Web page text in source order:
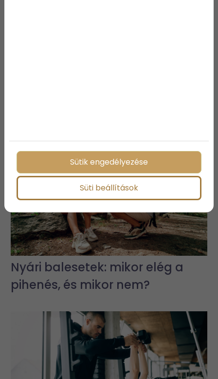
Nyári balesetek: mikor elég a
pihenés, és mikor nem?
Sütik engedélyezése
Süti beállítások